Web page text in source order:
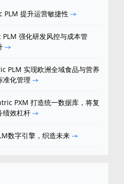
提升运营敏捷性
强化研发风控与成本管
PLM 实现欧洲全域食品与营养
准化管理
PXM 打造统一数据库，将复
绩效杠杆
数字引擎，织造未来